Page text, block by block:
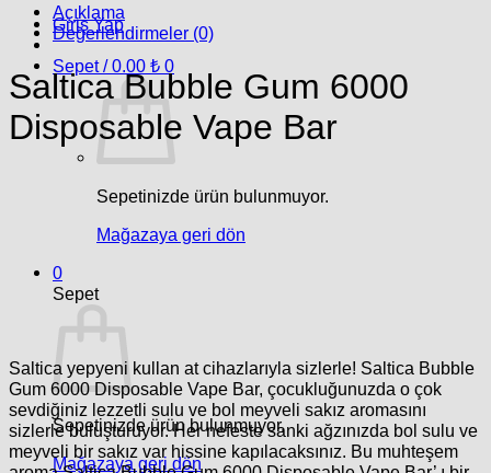
Giriş Yap
Sepet /0.00 ₺ 0
Sepetinizde ürün bulunmuyor.
Mağazaya geri dön
0
Sepet
Sepetinizde ürün bulunmuyor.
Mağazaya geri dön
Açıklama
Değerlendirmeler (0)
Saltica Bubble Gum 6000
Disposable Vape Bar
Saltica yepyeni kullan at cihazlarıyla sizlerle! Saltica Bubble
Gum 6000 Disposable Vape Bar, çocukluğunuzda o çok
sevdiğiniz lezzetli sulu ve bol meyveli sakız aromasını
sizlerle buluşturuyor. Her nefeste sanki ağzınızda bol sulu ve
meyveli bir sakız var hissine kapılacaksınız. Bu muhteşem